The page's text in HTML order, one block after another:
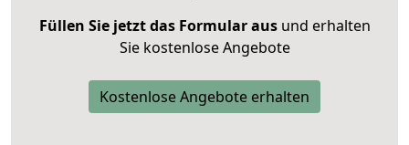
Füllen Sie jetzt das Formular ausund erhalten
Sie kostenlose Angebote
Kostenlose Angebote erhalten